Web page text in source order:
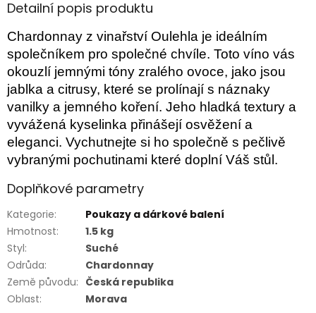
Detailní popis produktu
Chardonnay z vinařství Oulehla je ideálním
společníkem pro společné chvíle. Toto víno vás
okouzlí jemnými tóny zralého ovoce, jako jsou
jablka a citrusy, které se prolínají s náznaky
vanilky a jemného koření. Jeho hladká textury a
vyvážená kyselinka přinášejí osvěžení a
eleganci. Vychutnejte si ho společně s pečlivě
vybranými pochutinami které doplní Váš stůl.
Doplňkové parametry
Kategorie:
Poukazy a dárkové balení
Hmotnost:
1.5 kg
Styl:
Suché
Odrůda:
Chardonnay
Země původu: Česká republika
Oblast: Morava